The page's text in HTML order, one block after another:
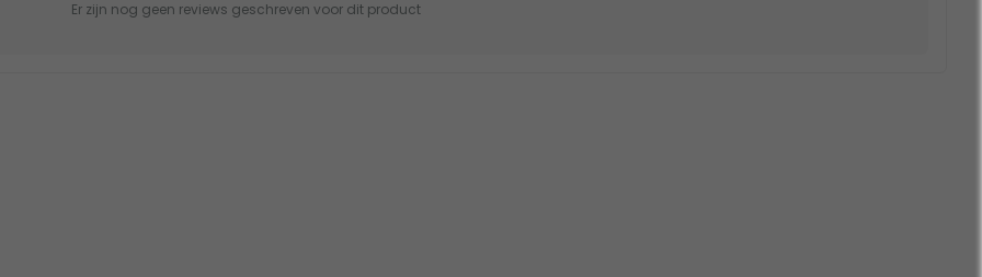
Er zijn nog geen reviews geschreven voor dit product